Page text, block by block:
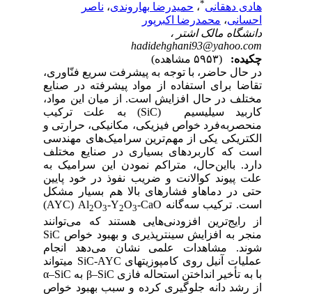
هادی دهقانی ،حمیدرضا بهاروندی،ناصر
احسانی،محمدرضا اکبرپور
دانشگاه مالک اشتر ،
hadidehghani93@yahoo.com
چکیده:
در حال حاضر، با توجه به پیشرفت سریع فنّاوری،
تقاضا برای استفاده از مواد پیشرفته در صنایع
مختلف در حال افزایش است.از میان این مواد،
کاربید سیلیسیم (
SiC) به علت ترکیب
منحصربه‌فرد خواص فیزیکی، مکانیکی، حرارتی و
الکتریکی یکی از مهم‌ترین سرامیک‌های مهندسی
است که کاربردهای بسیاری در صنایع مختلف
دارد. بااین‌حال، متراکم نمودن این سرامیک به
علت پیوند کوالانت و ضریب نفوذ در خود پایین
حتی در دماهاو فشارهای بالا هم بسیار مشکل
است. ترکیب سه‌گانه
Al2O3-Y2O3-CaO
(
AYC
)
از رایج‌ترین افزودنی‌هایی هستند که می‌توانند
منجر به افزایش سینترپذیری و بهبود خواص SiC
شوند. مشاهدات علمی نشان می‌دهد انجام
عملیات آنیل روی کامپوزیت­هایSiC-AYCمی­تواند
با به تأخیر انداختن استحاله فازیβ–SiCبهα–SiC
از رشد دانه جلوگیری کرده و سبب بهبود خواص